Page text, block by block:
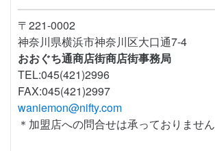
〒221-0002
神奈川県横浜市神奈川区大口通7-4
おおぐち通商店街商店街事務局
TEL:045(421)2996
FAX:045(421)2997
waniemon@nifty.com
＊加盟店への問合せは承っておりません